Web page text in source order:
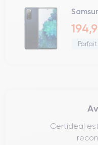
Certideal